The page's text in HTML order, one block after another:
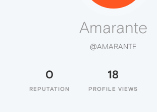
Amarante
@AMARANTE
0
REPUTATION
18
PROFILE VIEWS